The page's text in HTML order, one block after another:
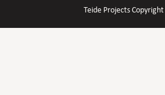
Teide Projects